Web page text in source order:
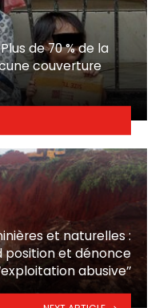
de 70 % de la
couverture
et naturelles :
position et dénonce
abusive’’